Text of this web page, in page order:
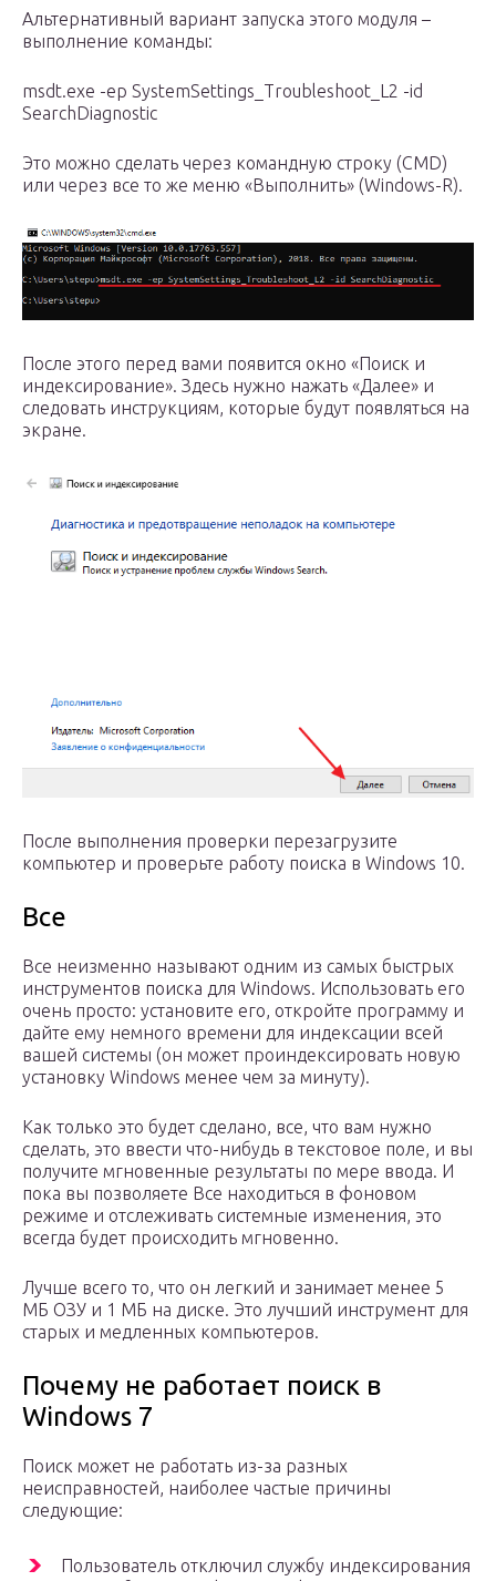
Альтернативный вариант запуска этого модуля –
выполнение команды:
msdt.exe -ep SystemSettings_Troubleshoot_L2 -id
SearchDiagnostic
Это можно сделать через командную строку (CMD)
или через все то же меню «Выполнить» (Windows-R).
После этого перед вами появится окно «Поиск и
индексирование». Здесь нужно нажать «Далее» и
следовать инструкциям, которые будут появляться на
экране.
После выполнения проверки перезагрузите
компьютер и проверьте работу поиска в Windows 10.
Все
Все неизменно называют одним из самых быстрых
инструментов поиска для Windows. Использовать его
очень просто: установите его, откройте программу и
дайте ему немного времени для индексации всей
вашей системы (он может проиндексировать новую
установку Windows менее чем за минуту).
Как только это будет сделано, все, что вам нужно
сделать, это ввести что-нибудь в текстовое поле, и вы
получите мгновенные результаты по мере ввода. И
пока вы позволяете Все находиться в фоновом
режиме и отслеживать системные изменения, это
всегда будет происходить мгновенно.
Лучше всего то, что он легкий и занимает менее 5
МБ ОЗУ и 1 МБ на диске. Это лучший инструмент для
старых и медленных компьютеров.
Почему не работает поиск в
Windows 7
Поиск может не работать из-за разных
неисправностей, наиболее частые причины
следующие:
Пользователь отключил службу индексирования